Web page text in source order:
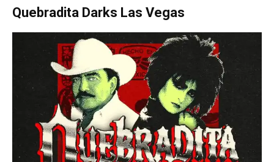
Quebradita Darks Las Vegas